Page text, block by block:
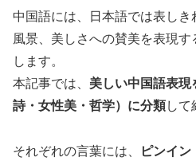
中国語には、日本語では表し
風景、美しさへの賛美を表現
します。
本記事では、 美しい中国語表現
詩・女性美・哲学）に分類して
それぞれの言葉には、 ピンイ